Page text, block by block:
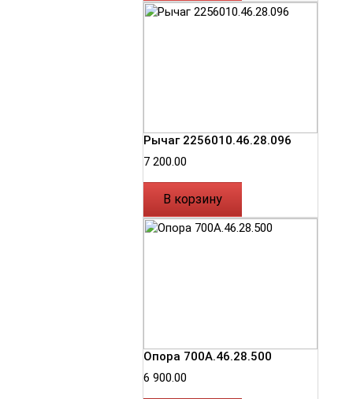
Рычаг 2256010.46.28.096
7 200.00
В корзину
Опора 700А.46.28.500
6 900.00